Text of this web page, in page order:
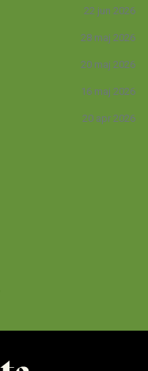
22 jun 2026
28 maj 2026
20 maj 2026
16 maj 2026
20 apr 2026